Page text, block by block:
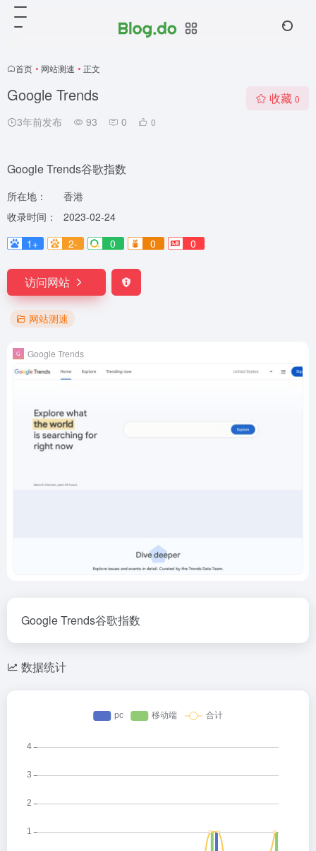
首页 • 网站测速 • 正文
Google Trends
3年前发布 93 0 0
收藏 0
Google Trends谷歌指数
所在地：
香港
收录时间：
2023-02-24
1+
2- 0 0 0
访问网站
网站测速
Google Trends
Google Trends谷歌指数
数据统计